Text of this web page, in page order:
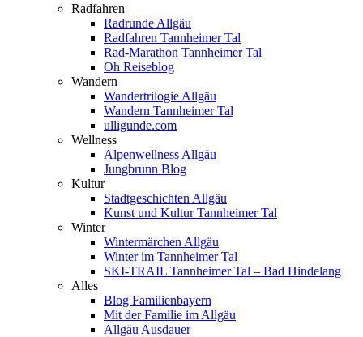
Radfahren
Radrunde Allgäu
Radfahren Tannheimer Tal
Rad-Marathon Tannheimer Tal
Oh Reiseblog
Wandern
Wandertrilogie Allgäu
Wandern Tannheimer Tal
ulligunde.com
Wellness
Alpenwellness Allgäu
Jungbrunn Blog
Kultur
Stadtgeschichten Allgäu
Kunst und Kultur Tannheimer Tal
Winter
Wintermärchen Allgäu
Winter im Tannheimer Tal
SKI-TRAIL Tannheimer Tal – Bad Hindelang
Alles
Blog Familienbayern
Mit der Familie im Allgäu
Allgäu Ausdauer